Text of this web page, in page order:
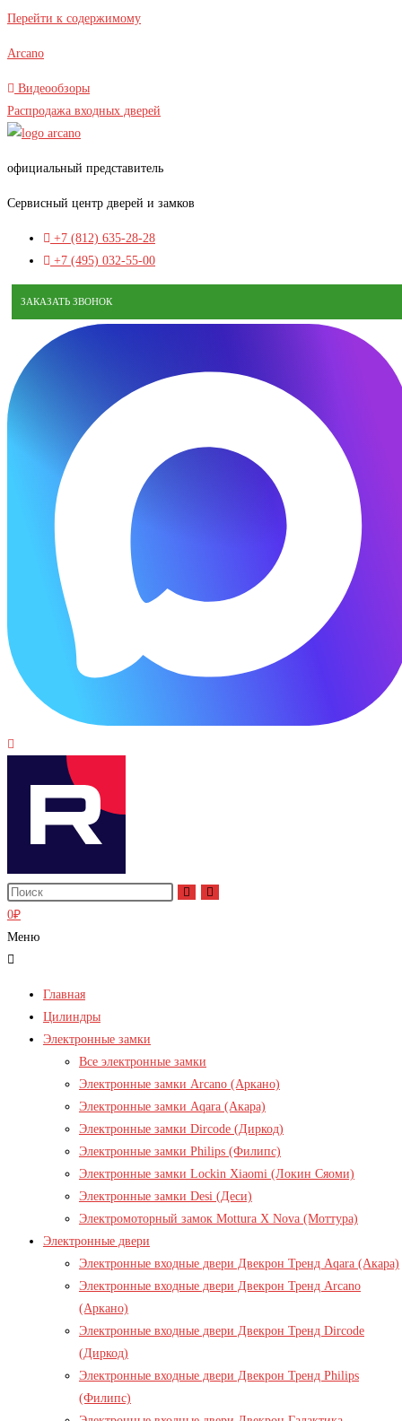
Перейти к содержимому
Arcano
Видеообзоры
Распродажа входных дверей
официальный представитель
Сервисный центр дверей и замков
+7 (812) 635-28-28
+7 (495) 032-55-00
ЗАКАЗАТЬ ЗВОНОК
0₽
Меню
Главная
Цилиндры
Электронные замки
Все электронные замки
Электронные замки Arcano (Аркано)
Электронные замки Aqara (Акара)
Электронные замки Dircode (Диркод)
Электронные замки Philips (Филипс)
Электронные замки Lockin Xiaomi (Локин Сяоми)
Электронные замки Desi (Деси)
Электромоторный замок Mottura X Nova (Моттура)
Электронные двери
Электронные входные двери Двекрон Тренд Aqara (Акара)
Электронные входные двери Двекрон Тренд Arcano
(Аркано)
Электронные входные двери Двекрон Тренд Dircode
(Диркод)
Электронные входные двери Двекрон Тренд Philips
(Филипс)